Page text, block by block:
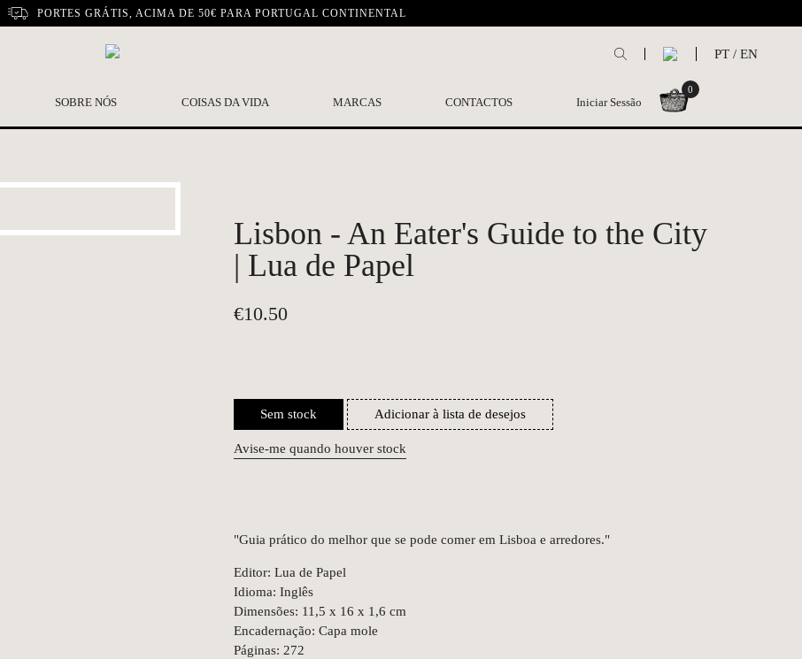
PORTES GRÁTIS, ACIMA DE 50€ PARA PORTUGAL CONTINENTAL
PT / EN
SOBRE NÓS COISAS DA VIDA MARCAS CONTACTOS Iniciar Sessão
0
Lisbon - An Eater's Guide to the City
| Lua de Papel
€10.50
Sem stock Adicionar à lista de desejos
Avise-me quando houver stock
"Guia prático do melhor que se pode comer em Lisboa e arredores."
Editor: Lua de Papel
Idioma: Inglês
Dimensões: 11,5 x 16 x 1,6 cm
Encadernação: Capa mole
Páginas: 272